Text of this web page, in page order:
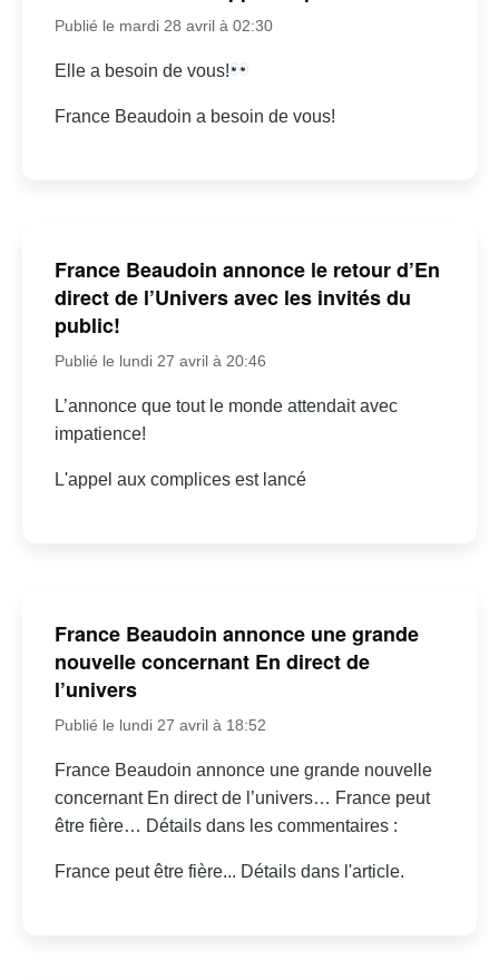
Publié le mardi 28 avril à 02:30
Elle a besoin de vous!
France Beaudoin a besoin de vous!
France Beaudoin annonce le retour d’En
direct de l’Univers avec les invités du
public!
Publié le lundi 27 avril à 20:46
L’annonce que tout le monde attendait avec
impatience!
L'appel aux complices est lancé
France Beaudoin annonce une grande
nouvelle concernant En direct de
l’univers
Publié le lundi 27 avril à 18:52
France Beaudoin annonce une grande nouvelle
concernant En direct de l’univers… France peut
être fière… Détails dans les commentaires :
France peut être fière... Détails dans l'article.